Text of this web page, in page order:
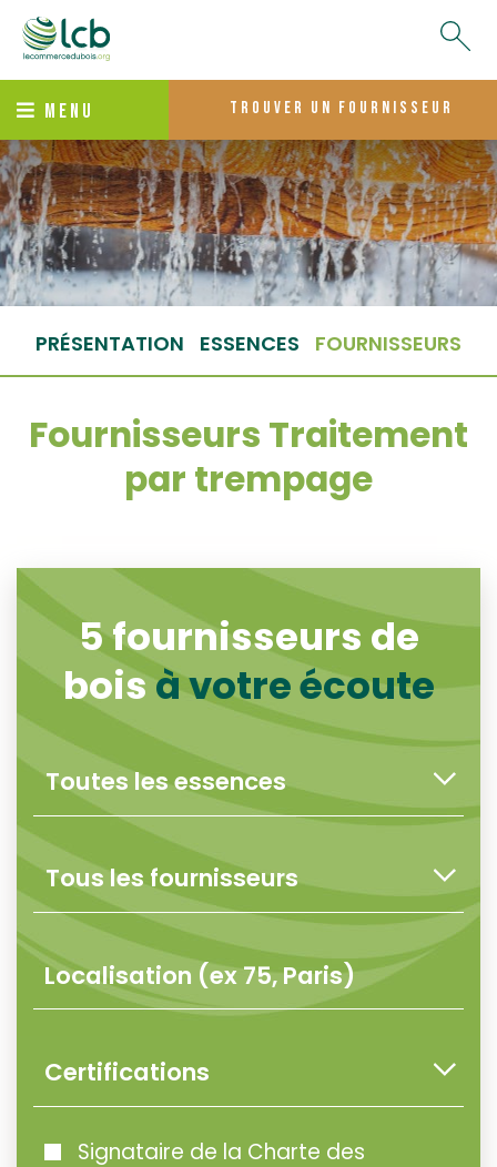
MENU trouver un fournisseur
PRÉSENTATION ESSENCES FOURNISSEURS
Fournisseurs Traitement
par trempage
5fournisseurs de
boisà votre écoute
Certifications
Signataire de la Charte des